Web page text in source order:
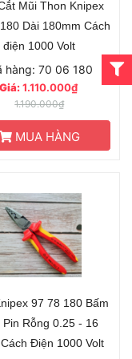
Mũi Thon Knipex
Dài 180mm Cách
điện 1000 Volt
hàng: 70 06 180
Giá:1.110.000₫
1.190.000₫
MUA HÀNG
97 78 180 Bấm
Pin Rỗng 0.25 - 16
Cách Điện 1000 Volt